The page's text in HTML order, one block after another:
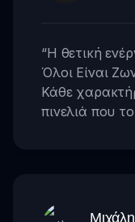
“Η θετική
Όλοι Είναι
Κάθε
πινελιά που